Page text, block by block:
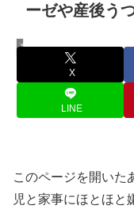
ーゼや産後う
育児の悩み
X
LINE
このページを開いた
児と家事にほとほと